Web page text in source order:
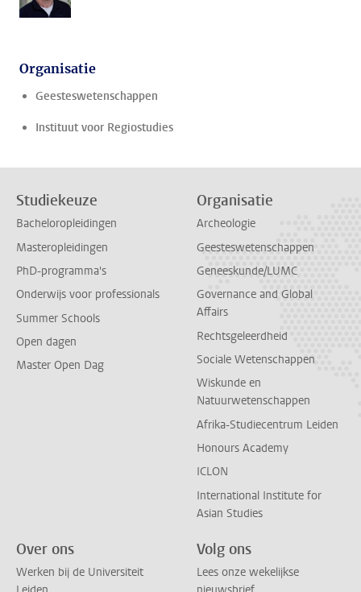
Organisatie
Geesteswetenschappen
Instituut voor Regiostudies
Studiekeuze
Bacheloropleidingen
Masteropleidingen
PhD-programma's
Onderwijs voor professionals
Summer Schools
Open dagen
Master Open Dag
Organisatie
Archeologie
Geesteswetenschappen
Geneeskunde/LUMC
Governance and Global
Affairs
Rechtsgeleerdheid
Sociale Wetenschappen
Wiskunde en
Natuurwetenschappen
Afrika-Studiecentrum Leiden
Honours Academy
ICLON
International Institute for
Asian Studies
Over ons
Werken bij de Universiteit
Volg ons
Lees onze wekelijkse